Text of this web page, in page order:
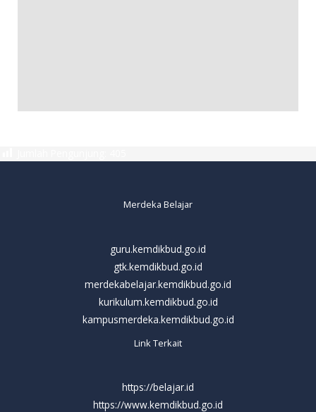
Merdeka Belajar
guru.kemdikbud.go.id
gtk.kemdikbud.go.id
merdekabelajar.kemdikbud.go.id
kurikulum.kemdikbud.go.id
kampusmerdeka.kemdikbud.go.id
Link Terkait
https://belajar.id
https://www.kemdikbud.go.id